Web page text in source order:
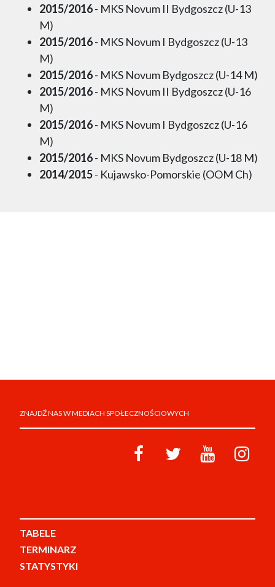
2015/2016- MKS Novum II Bydgoszcz (U-13
M)
2015/2016- MKS Novum I Bydgoszcz (U-13
M)
2015/2016- MKS Novum Bydgoszcz (U-14 M)
2015/2016- MKS Novum II Bydgoszcz (U-16
M)
2015/2016- MKS Novum I Bydgoszcz (U-16
M)
2015/2016- MKS Novum Bydgoszcz (U-18 M)
2014/2015- Kujawsko-Pomorskie (OOM Ch)
ZNAJDŹ NAS W MEDIACH SPOŁECZNOŚCIOWYCH
TABELE
TERMINARZ
STATYSTYKI